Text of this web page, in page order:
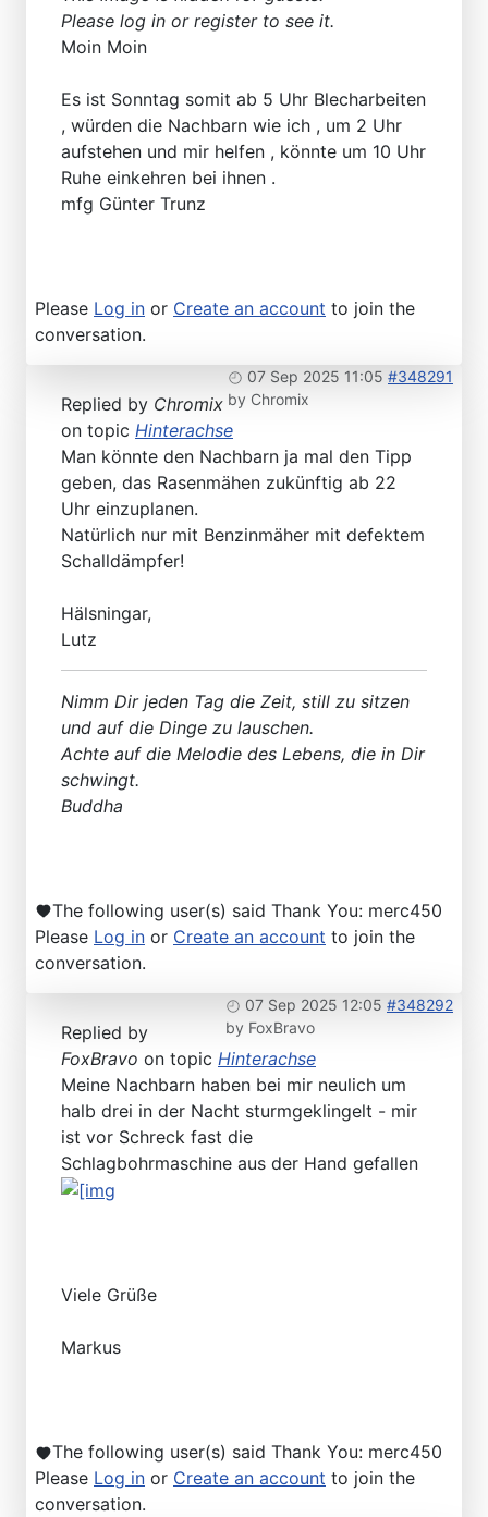
Please log in or register to see it.
Moin Moin
Es ist Sonntag somit ab 5 Uhr Blecharbeiten
, würden die Nachbarn wie ich , um 2 Uhr
aufstehen und mir helfen , könnte um 10 Uhr
Ruhe einkehren bei ihnen .
mfg Günter Trunz
Please Log in or Create an account to join the
conversation.
07 Sep 2025 11:05 #348291
by Chromix
Replied by Chromix
on topic Hinterachse
Man könnte den Nachbarn ja mal den Tipp
geben, das Rasenmähen zukünftig ab 22
Uhr einzuplanen.
Natürlich nur mit Benzinmäher mit defektem
Schalldämpfer!
Hälsningar,
Lutz
Nimm Dir jeden Tag die Zeit, still zu sitzen
und auf die Dinge zu lauschen.
Achte auf die Melodie des Lebens, die in Dir
schwingt.
Buddha
The following user(s) said Thank You: merc450
Please Log in or Create an account to join the
conversation.
07 Sep 2025 12:05 #348292
by FoxBravo
Replied by
FoxBravo on topic Hinterachse
Meine Nachbarn haben bei mir neulich um
halb drei in der Nacht sturmgeklingelt - mir
ist vor Schreck fast die
Schlagbohrmaschine aus der Hand gefallen
Viele Grüße
Markus
The following user(s) said Thank You: merc450
Please Log in or Create an account to join the
conversation.